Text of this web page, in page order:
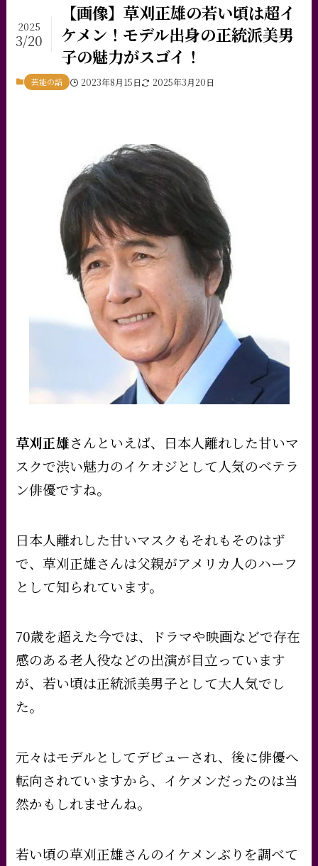
【画像】草刈正雄の若い頃は超イ
ケメン！モデル出身の正統派美男
子の魅力がスゴイ！
2025
3/20
芸能の話 2023年8月15日 2025年3月20日
草刈正雄さんといえば、日本人離れした甘いマ
スクで渋い魅力のイケオジとして人気のベテラ
ン俳優ですね。
日本人離れした甘いマスクもそれもそのはず
で、草刈正雄さんは父親がアメリカ人のハーフ
として知られています。
70歳を超えた今では、ドラマや映画などで存在
感のある老人役などの出演が目立っています
が、若い頃は正統派美男子として大人気でし
た。
元々はモデルとしてデビューされ、後に俳優へ
転向されていますから、イケメンだったのは当
然かもしれませんね。
若い頃の草刈正雄さんのイケメンぶりを調べて